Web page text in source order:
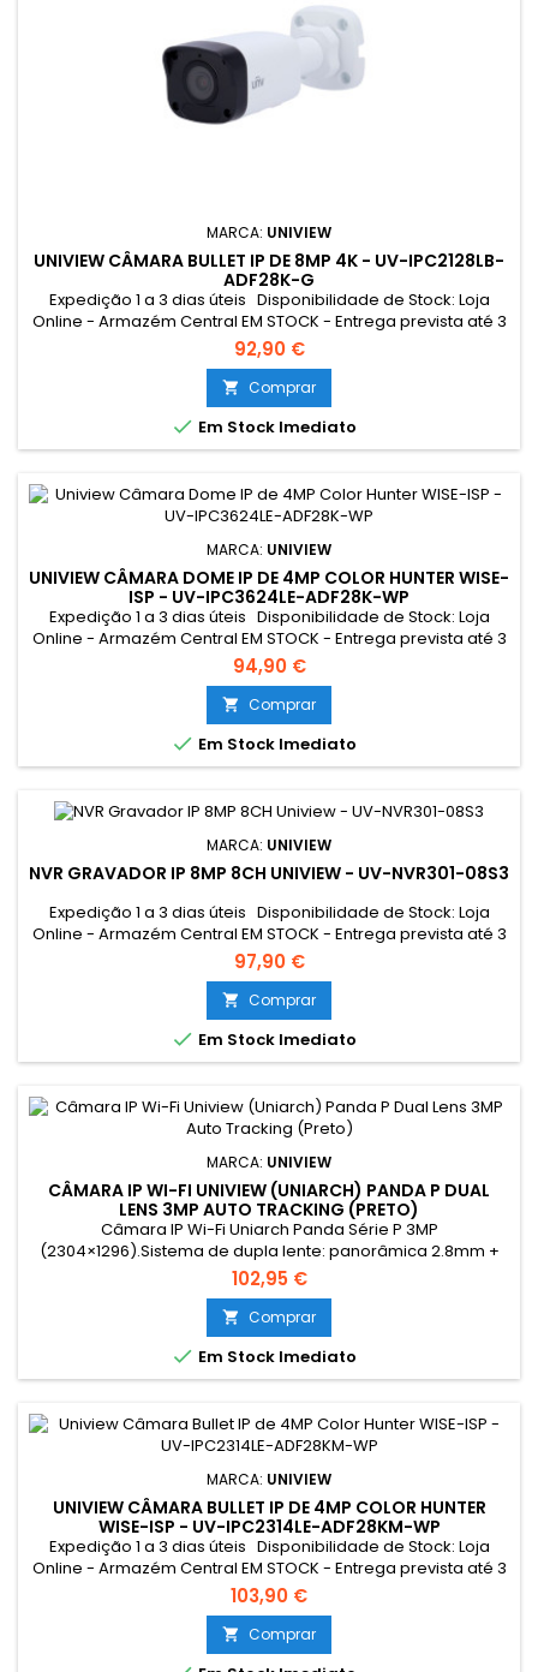
MARCA: UNIVIEW
UNIVIEW CÂMARA BULLET IP DE 8MP 4K - UV-IPC2128LB-
ADF28K-G
Expedição 1 a 3 dias úteis Disponibilidade de Stock: Loja
Online - Armazém Central EM STOCK - Entrega prevista até 3
dias úteis Loja Braga - Rua António Fernandes Ferreira
Gomes SEM STOCK - Por encomenda - chegada até 2 dias
úteis
92,90 €
 Comprar
 Em Stock Imediato
MARCA: UNIVIEW
UNIVIEW CÂMARA DOME IP DE 4MP COLOR HUNTER WISE-
ISP - UV-IPC3624LE-ADF28K-WP
Expedição 1 a 3 dias úteis Disponibilidade de Stock: Loja
Online - Armazém Central EM STOCK - Entrega prevista até 3
dias úteis Loja Braga - Rua António Fernandes Ferreira
Gomes SEM STOCK - Por encomenda - chegada até 2 dias
úteis
94,90 €
 Comprar
 Em Stock Imediato
MARCA: UNIVIEW
NVR GRAVADOR IP 8MP 8CH UNIVIEW - UV-NVR301-08S3
Expedição 1 a 3 dias úteis Disponibilidade de Stock: Loja
Online - Armazém Central EM STOCK - Entrega prevista até 3
dias úteis Loja Braga - Rua António Fernandes Ferreira
Gomes SEM STOCK - Por encomenda - chegada até 2 dias
úteis
97,90 €
 Comprar
 Em Stock Imediato
MARCA: UNIVIEW
CÂMARA IP WI-FI UNIVIEW (UNIARCH) PANDA P DUAL
LENS 3MP AUTO TRACKING (PRETO)
Câmara IP Wi-Fi Uniarch Panda Série P 3MP
(2304×1296).Sistema de dupla lente: panorâmica 2.8mm +
PT 4mm.Auto Tracking e deteção de pessoas e
veículos.Iluminação dupla inteligente (IR + luz branca até
30m).Áudio bidirecional com microfone e altifalante.Suporte
MicroSD até 512GB.Proteção IP66 para exterior.
102,95 €
 Comprar
 Em Stock Imediato
MARCA: UNIVIEW
UNIVIEW CÂMARA BULLET IP DE 4MP COLOR HUNTER
WISE-ISP - UV-IPC2314LE-ADF28KM-WP
Expedição 1 a 3 dias úteis Disponibilidade de Stock: Loja
Online - Armazém Central EM STOCK - Entrega prevista até 3
dias úteis Loja Braga - Rua António Fernandes Ferreira
Gomes SEM STOCK - Por encomenda - chegada até 2 dias
úteis
103,90 €
 Comprar